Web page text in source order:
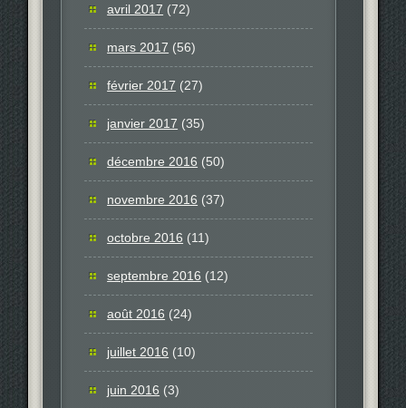
avril 2017 (72)
mars 2017 (56)
février 2017 (27)
janvier 2017 (35)
décembre 2016 (50)
novembre 2016 (37)
octobre 2016 (11)
septembre 2016 (12)
août 2016 (24)
juillet 2016 (10)
juin 2016 (3)